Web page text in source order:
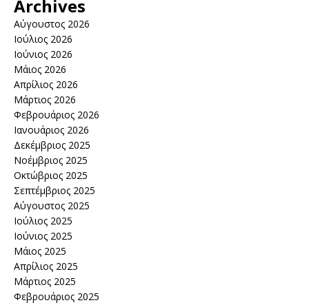
Archives
Αύγουστος 2026
Ιούλιος 2026
Ιούνιος 2026
Μάιος 2026
Απρίλιος 2026
Μάρτιος 2026
Φεβρουάριος 2026
Ιανουάριος 2026
Δεκέμβριος 2025
Νοέμβριος 2025
Οκτώβριος 2025
Σεπτέμβριος 2025
Αύγουστος 2025
Ιούλιος 2025
Ιούνιος 2025
Μάιος 2025
Απρίλιος 2025
Μάρτιος 2025
Φεβρουάριος 2025